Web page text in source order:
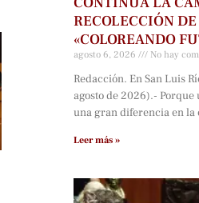
RECOLECCIÓN
«COLOREANDO
agosto 6, 2026 No hay
Redacción. En San Luis
agosto de 2026).-
una gran diferencia en la
Leer más »